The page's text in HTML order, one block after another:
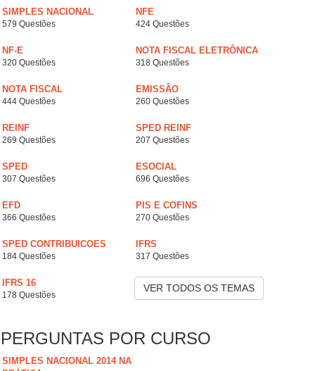
SIMPLES NACIONAL
579 Questões
NFE
424 Questões
NF-E
320 Questões
NOTA FISCAL ELETRÔNICA
318 Questões
NOTA FISCAL
444 Questões
EMISSÃO
260 Questões
REINF
269 Questões
SPED REINF
207 Questões
SPED
307 Questões
ESOCIAL
696 Questões
EFD
366 Questões
PIS E COFINS
270 Questões
SPED CONTRIBUICOES
184 Questões
IFRS
317 Questões
IFRS 16
178 Questões
VER TODOS OS TEMAS
PERGUNTAS POR CURSO
SIMPLES NACIONAL 2014 NA